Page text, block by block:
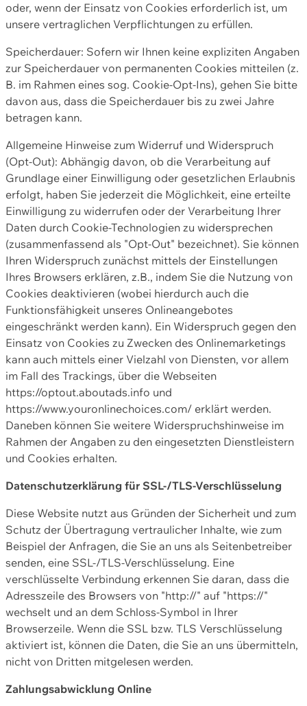
oder, wenn der Einsatz von Cookies erforderlich ist, um
unsere vertraglichen Verpflichtungen zu erfüllen.
Speicherdauer: Sofern wir Ihnen keine expliziten Angaben
zur Speicherdauer von permanenten Cookies mitteilen (z.
B. im Rahmen eines sog. Cookie-Opt-Ins), gehen Sie bitte
davon aus, dass die Speicherdauer bis zu zwei Jahre
betragen kann.
Allgemeine Hinweise zum Widerruf und Widerspruch
(Opt-Out): Abhängig davon, ob die Verarbeitung auf
Grundlage einer Einwilligung oder gesetzlichen Erlaubnis
erfolgt, haben Sie jederzeit die Möglichkeit, eine erteilte
Einwilligung zu widerrufen oder der Verarbeitung Ihrer
Daten durch Cookie-Technologien zu widersprechen
(zusammenfassend als "Opt-Out" bezeichnet). Sie können
Ihren Widerspruch zunächst mittels der Einstellungen
Ihres Browsers erklären, z.B., indem Sie die Nutzung von
Cookies deaktivieren (wobei hierdurch auch die
Funktionsfähigkeit unseres Onlineangebotes
eingeschränkt werden kann). Ein Widerspruch gegen den
Einsatz von Cookies zu Zwecken des Onlinemarketings
kann auch mittels einer Vielzahl von Diensten, vor allem
im Fall des Trackings, über die Webseiten
https://optout.aboutads.info und
https://www.youronlinechoices.com/ erklärt werden.
Daneben können Sie weitere Widerspruchshinweise im
Rahmen der Angaben zu den eingesetzten Dienstleistern
und Cookies erhalten.
Datenschutzerklärung für SSL-/TLS-Verschlüsselung
Diese Website nutzt aus Gründen der Sicherheit und zum
Schutz der Übertragung vertraulicher Inhalte, wie zum
Beispiel der Anfragen, die Sie an uns als Seitenbetreiber
senden, eine SSL-/TLS-Verschlüsselung. Eine
verschlüsselte Verbindung erkennen Sie daran, dass die
Adresszeile des Browsers von "http://" auf "https://"
wechselt und an dem Schloss-Symbol in Ihrer
Browserzeile. Wenn die SSL bzw. TLS Verschlüsselung
aktiviert ist, können die Daten, die Sie an uns übermitteln,
nicht von Dritten mitgelesen werden.
Zahlungsabwicklung Online